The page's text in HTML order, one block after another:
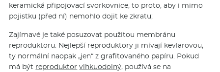
keramická připojovací svorkovnice, to proto, aby i mimo
pojistku (před ní) nemohlo dojit ke zkratu;
Zajímavé je také posuzovat použitou membránu
reproduktoru. Nejlepší reproduktory ji mívají kevlarovou,
ty normální naopak „jen“ z grafitovaného papíru. Pokud
má být reproduktor vlhkuodolný, používá se na